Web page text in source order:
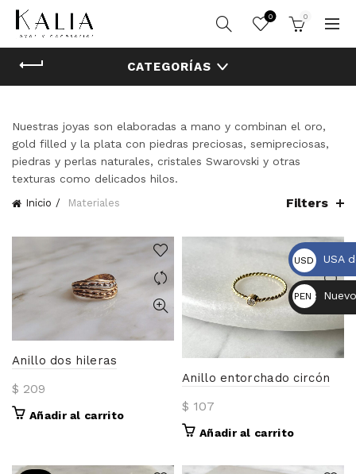
0 0
CATEGORÍAS
Nuestras joyas son elaboradas a mano y combinan el oro,
gold filled y la plata con piedras preciosas, semipreciosas,
piedras y perlas naturales, cristales Swarovski y otras
texturas como delicados hilos.
Inicio Materiales Filters
Anillo dos hileras
$ 209
Añadir al carrito
Anillo entorchado circón
$ 107
Añadir al carrito
USD $USA
PEN S/.